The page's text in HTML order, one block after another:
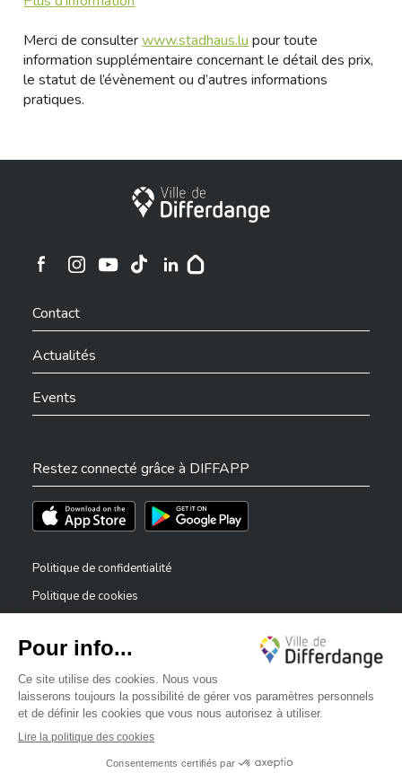
Merci de consulterwww.stadhaus.lu pour toute
information supplémentaire concernant le détail des prix,
le statut de l’évènement ou d’autres informations
pratiques.
Ville de Differdange
Ville de Differdange sur Instagram
Contact
Actualités
Events
Restez connecté grâce à DIFFAPP
Téléchargez l'app sur l'App StoreTéléchargez l'app sur Play Store
Politique de confidentialité
Politique de cookies
Déclaration d’accessibilité
Dispositif de signalement — lanceurs d’alerte
©2026 Tous droits réservés . Ville de Differdange
✕
Bonjour, comment puis-je vous aider ?